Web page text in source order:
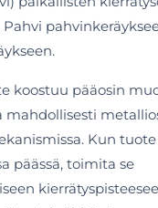
Pahvi
koostuu pääosin
mahdollisesti
Kun tuote
päässä, toimita se